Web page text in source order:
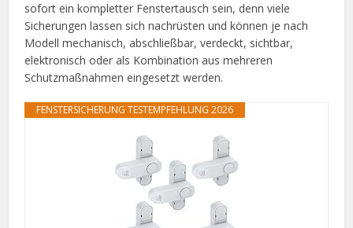
sofort ein kompletter Fenstertausch sein, denn viele
Sicherungen lassen sich nachrüsten und können je nach
Modell mechanisch, abschließbar, verdeckt, sichtbar,
elektronisch oder als Kombination aus mehreren
Schutzmaßnahmen eingesetzt werden.
FENSTERSICHERUNG TESTEMPFEHLUNG 2026